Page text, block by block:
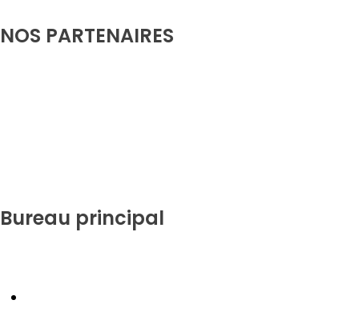
NOS PARTENAIRES
Bureau principal